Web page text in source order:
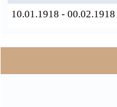
10.01.1918 - 00.02.1918